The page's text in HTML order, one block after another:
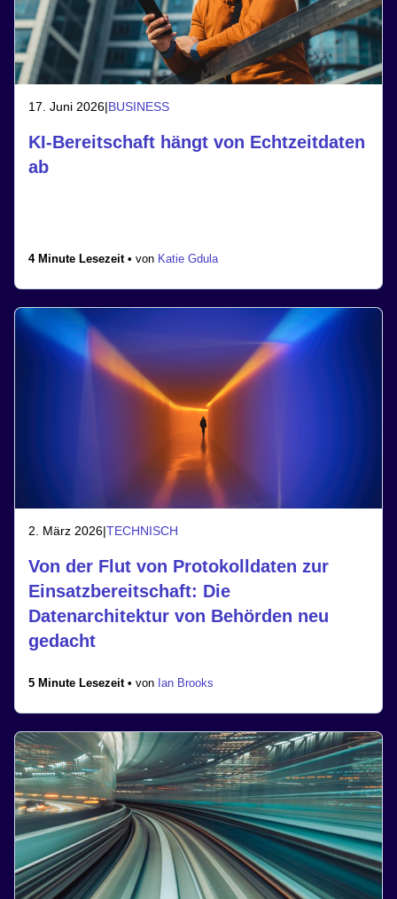
17. Juni 2026|BUSINESS
KI-Bereitschaft hängt von Echtzeitdaten
ab
4 Minute Lesezeit • von Katie Gdula
2. März 2026|TECHNISCH
Von der Flut von Protokolldaten zur
Einsatzbereitschaft: Die
Datenarchitektur von Behörden neu
gedacht
5 Minute Lesezeit • von Ian Brooks